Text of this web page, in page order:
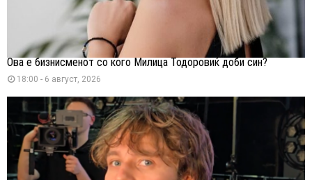
Ова е бизнисменот со кого Милица Тодоровиќ доби син?
18:00 - 6 август, 2026